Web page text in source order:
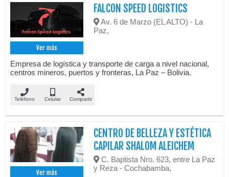
Ver más
FALCON SPEED LOGISTICS
Av. 6 de Marzo (EL ALTO) - La
Paz,
Empresa de logística y transporte de carga a nivel nacional,
centros mineros, puertos y fronteras, La Paz – Bolivia.
Teléfono Celular Compartir
Ver más
CENTRO DE BELLEZA Y ESTÉTICA
CAPILAR SHALOM ALEICHEM
C. Baptista Nro. 623, entre La Paz
y Reza - Cochabamba,